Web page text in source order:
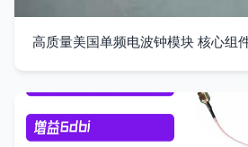
高质量美国单频电波钟模块 核心组